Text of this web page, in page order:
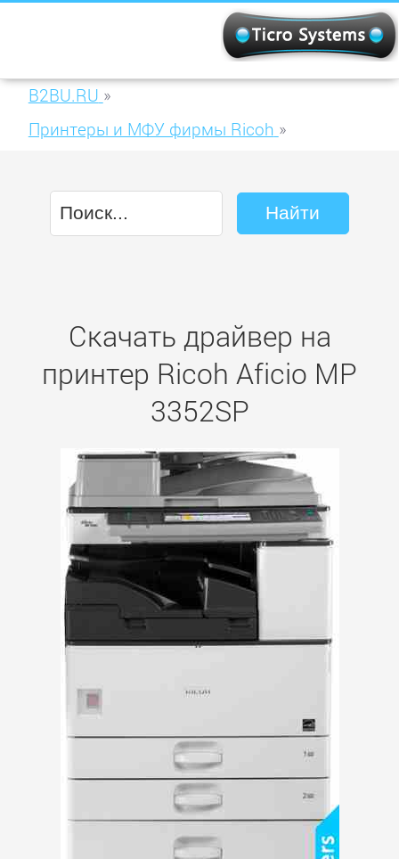
B2BU.RU »
Принтеры и МФУ фирмы Ricoh »
Скачать драйвер на
принтер Ricoh Aficio MP
3352SP